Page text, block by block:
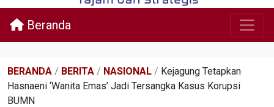
Beranda
BERANDA / BERITA / NASIONAL / Kejagung Tetapkan
Hasnaeni ‘Wanita Emas’ Jadi Tersangka Kasus Korupsi
BUMN